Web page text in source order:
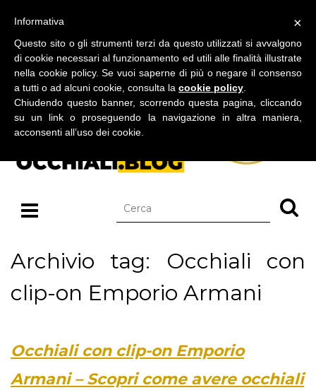
BLOG SU OCCHIALI DA SOLE E OCCHIALI DA VISTA
Archivio tag: Occhiali con
clip-on Emporio Armani
Occhiali con clip-on Emporio
Armani – Scopri come avere occhiali
×
Informativa
Questo sito o gli strumenti terzi da questo utilizzati si avvalgono
di cookie necessari al funzionamento ed utili alle finalità illustrate
nella cookie policy. Se vuoi saperne di più o negare il consenso
a tutti o ad alcuni cookie, consulta la cookie policy
Chiudendo questo banner, scorrendo questa pagina, cliccando
su un link o proseguendo la navigazione in altra maniera,
acconsenti all’uso dei cookie.